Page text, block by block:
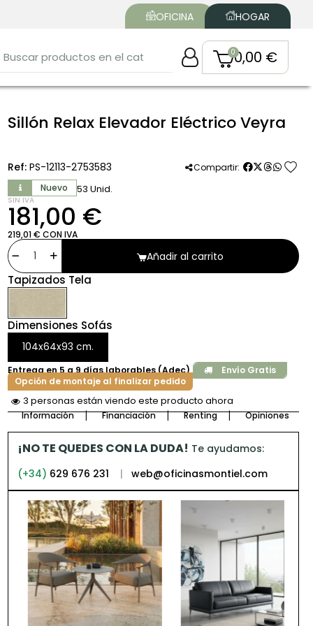
OFICINA HOGAR
0,00 €
Sillón Relax Elevador Eléctrico Veyra
Ref: PS-12113-2753583 Compartir: favorite
Nuevo 53 Unid.
SIN IVA
181,00 €
219,01 € CON IVA
Añadir al carrito
Tapizados Tela
Dimensiones Sofás
104x64x93 cm.
Entrega en 5 a 9 días laborables (Adec)
Envío Gratis
Opción de montaje al finalizar pedido
3 personas están viendo este producto ahora
Información Financiación Renting Opiniones
¡NO TE QUEDES CON LA DUDA! Te ayudamos:
(+34) 629 676 231 | web@oficinasmontiel.com